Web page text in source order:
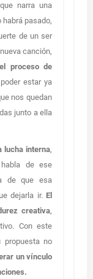
narra una
pasado,
de un ser
canción,
proceso de
estar ya
nos quedan
junto a ella
lucha interna,
de ese
de que esa
dejarla ir. El
creativa,
Con este
propuesta no
un vínculo